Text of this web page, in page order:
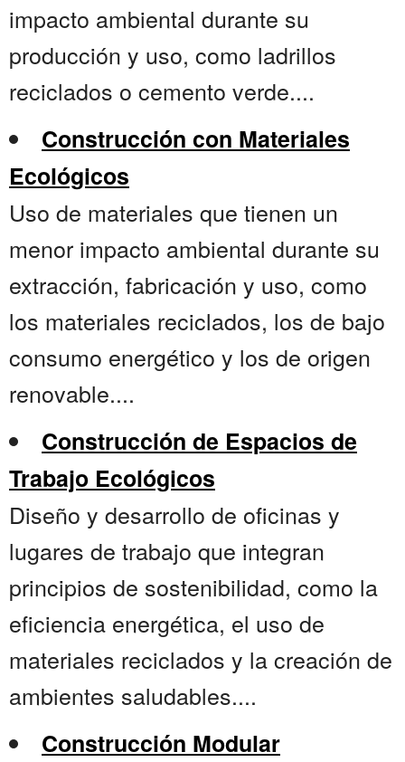
impacto ambiental durante su
producción y uso, como ladrillos
reciclados o cemento verde....
Construcción con Materiales
Ecológicos
Uso de materiales que tienen un
menor impacto ambiental durante su
extracción, fabricación y uso, como
los materiales reciclados, los de bajo
consumo energético y los de origen
renovable....
Construcción de Espacios de
Trabajo Ecológicos
Diseño y desarrollo de oficinas y
lugares de trabajo que integran
principios de sostenibilidad, como la
eficiencia energética, el uso de
materiales reciclados y la creación de
ambientes saludables....
Construcción Modular